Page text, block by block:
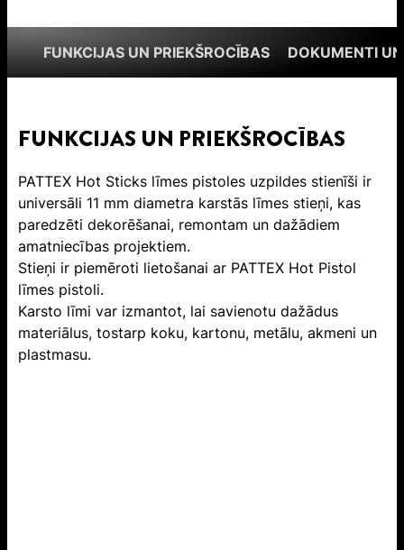
FUNKCIJAS UN PRIEKŠROCĪBAS DOKUMENTI
FUNKCIJAS UN PRIEKŠROCĪBAS
PATTEX Hot Sticks līmes pistoles uzpildes stienīši ir
universāli 11 mm diametra karstās līmes stieņi, kas
paredzēti dekorēšanai, remontam un dažādiem
amatniecības projektiem.
Stieņi ir piemēroti lietošanai ar PATTEX Hot Pistol
līmes pistoli.
Karsto līmi var izmantot, lai savienotu dažādus
materiālus, tostarp koku, kartonu, metālu, akmeni un
plastmasu.